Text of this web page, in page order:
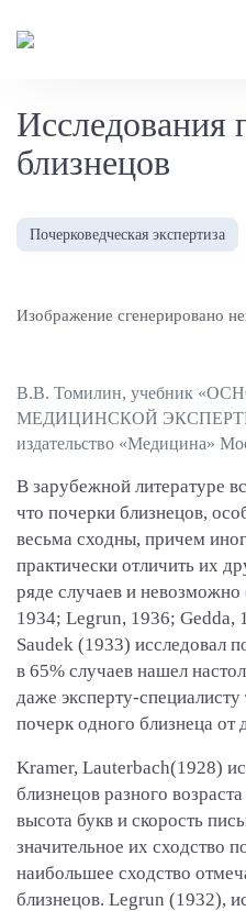
Исследования
близнецов
Почерковедческая экспертиза
Изображение сгенерировано
В.В. Томилин, учебник
МЕДИЦИНСКОЙ
издательство «Медицина»
В зарубежной литературе
что почерки близнецов,
весьма сходны, причем
практически отличить их
ряде случаев и
1934; Legrun, 1936; Gedda,
Saudek (1933) исследовал
в 65% случаев нашел
даже эксперту-
почерк одного близнеца от
Kramer, Lauterbach(1928)
близнецов разного
высота букв и скорость
значительное их сходство
наибольшее сходство
близнецов. Legrun (1932),